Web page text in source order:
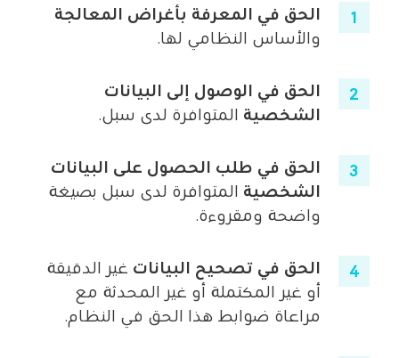
الحق في المعرفة بأغراض المعالجة
والأساس النظامي لها.
الحق في الوصول إلى البيانات
الشخصية المتوافرة لدى سبل.
الحق في طلب الحصول على البيانات
الشخصية المتوافرة لدى سبل بصيغة
واضحة ومقروءة.
الحق في تصحيح البيانات غير الدقيقة
أو غير المكتملة أو غير المحدثة مع
مراعاة ضوابط هذا الحق في النظام.